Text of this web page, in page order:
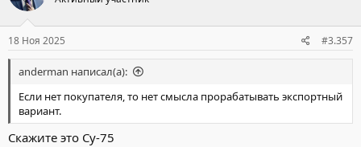
18 Ноя 2025 #3.357
anderman написал(а):
Если нет покупателя, то нет смысла прорабатывать экспортный
вариант.
Скажите это Су-75